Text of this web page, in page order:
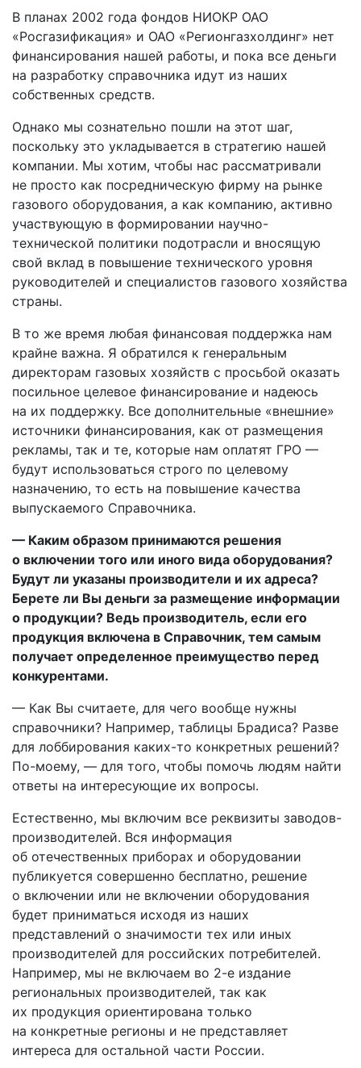
В планах 2002 года фондов НИОКР ОАО
«Росгазификация» и ОАО «Регионгазхолдинг» нет
финансирования нашей работы, и пока все деньги
на разработку справочника идут из наших
собственных средств.
Однако мы сознательно пошли на этот шаг,
поскольку это укладывается в стратегию нашей
компании. Мы хотим, чтобы нас рассматривали
не просто как посредническую фирму на рынке
газового оборудования, а как компанию, активно
участвующую в формировании научно-
технической политики подотрасли и вносящую
свой вклад в повышение технического уровня
руководителей и специалистов газового хозяйства
страны.
В то же время любая финансовая поддержка нам
крайне важна. Я обратился к генеральным
директорам газовых хозяйств с просьбой оказать
посильное целевое финансирование и надеюсь
на их поддержку. Все дополнительные «внешние»
источники финансирования, как от размещения
рекламы, так и те, которые нам оплатят ГРО —
будут использоваться строго по целевому
назначению, то есть на повышение качества
выпускаемого Справочника.
— Каким образом принимаются решения
о включении того или иного вида оборудования?
Будут ли указаны производители и их адреса?
Берете ли Вы деньги за размещение информации
о продукции? Ведь производитель, если его
продукция включена в Справочник, тем самым
получает определенное преимущество перед
конкурентами.
— Как Вы считаете, для чего вообще нужны
справочники? Например, таблицы Брадиса? Разве
для лоббирования каких-то конкретных решений?
По-моему, — для того, чтобы помочь людям найти
ответы на интересующие их вопросы.
Естественно, мы включим все реквизиты заводов-
производителей. Вся информация
об отечественных приборах и оборудовании
публикуется совершенно бесплатно, решение
о включении или не включении оборудования
будет приниматься исходя из наших
представлений о значимости тех или иных
производителей для российских потребителей.
Например, мы не включаем во 2-е издание
региональных производителей, так как
их продукция ориентирована только
на конкретные регионы и не представляет
интереса для остальной части России.